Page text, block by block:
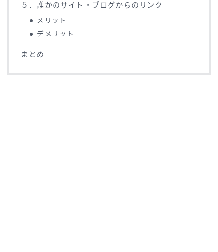
５．誰かのサイト・ブログからのリンク
メリット
デメリット
まとめ